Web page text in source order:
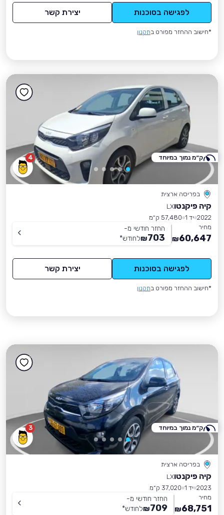
לפגישה בסוכנות יצירת קשר
*חישוב ההחזר מפורט בתקנון
4
בפריסה ארצית
קיה פיקנטוLX
2022 יד 1
57,480 ק״מ
מחיר
60,647
₪
החזר חודשי מ-
703
₪לחודש*
לפגישה בסוכנות יצירת קשר
*חישוב ההחזר מפורט בתקנון
ק״מ נמוך במיוחד
3
בפריסה ארצית
קיה פיקנטוLX
2023 יד 1
37,020 ק״מ
מחיר
68,751
₪
החזר חודשי מ-
709
₪לחודש*
ק״מ נמוך במיוחד